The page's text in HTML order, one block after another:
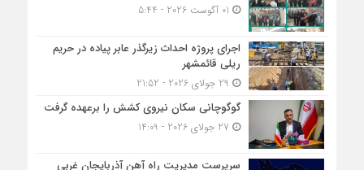
اجرای پروژه احداث زیرگذر عابر پیاده در حریم
ریلی قائمشهر
گوگوچانی سکان نیروی کشش را برعهده گرفت
سرپرست مدیریت راه آهن آذربایجان غربی